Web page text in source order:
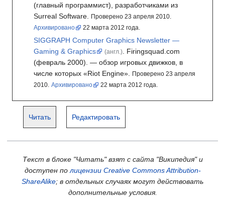
(главный программист), разработчиками из
Surreal Software.
Проверено 23 апреля 2010.
Архивировано
22 марта 2012 года.
SIGGRAPH Computer Graphics Newsletter —
Gaming & Graphics
(англ.)
Firingsquad.com
(февраль 2000). — обзор игровых движков, в
числе которых «Riot Engine».
Проверено 23 апреля
2010. Архивировано 22 марта 2012 года.
Читать Редактировать
Текст в блоке "Читать" взят с сайта "Википедия" и
доступен по лицензии Creative Commons Attribution-
ShareAlike; в отдельных случаях могут действовать
дополнительные условия.